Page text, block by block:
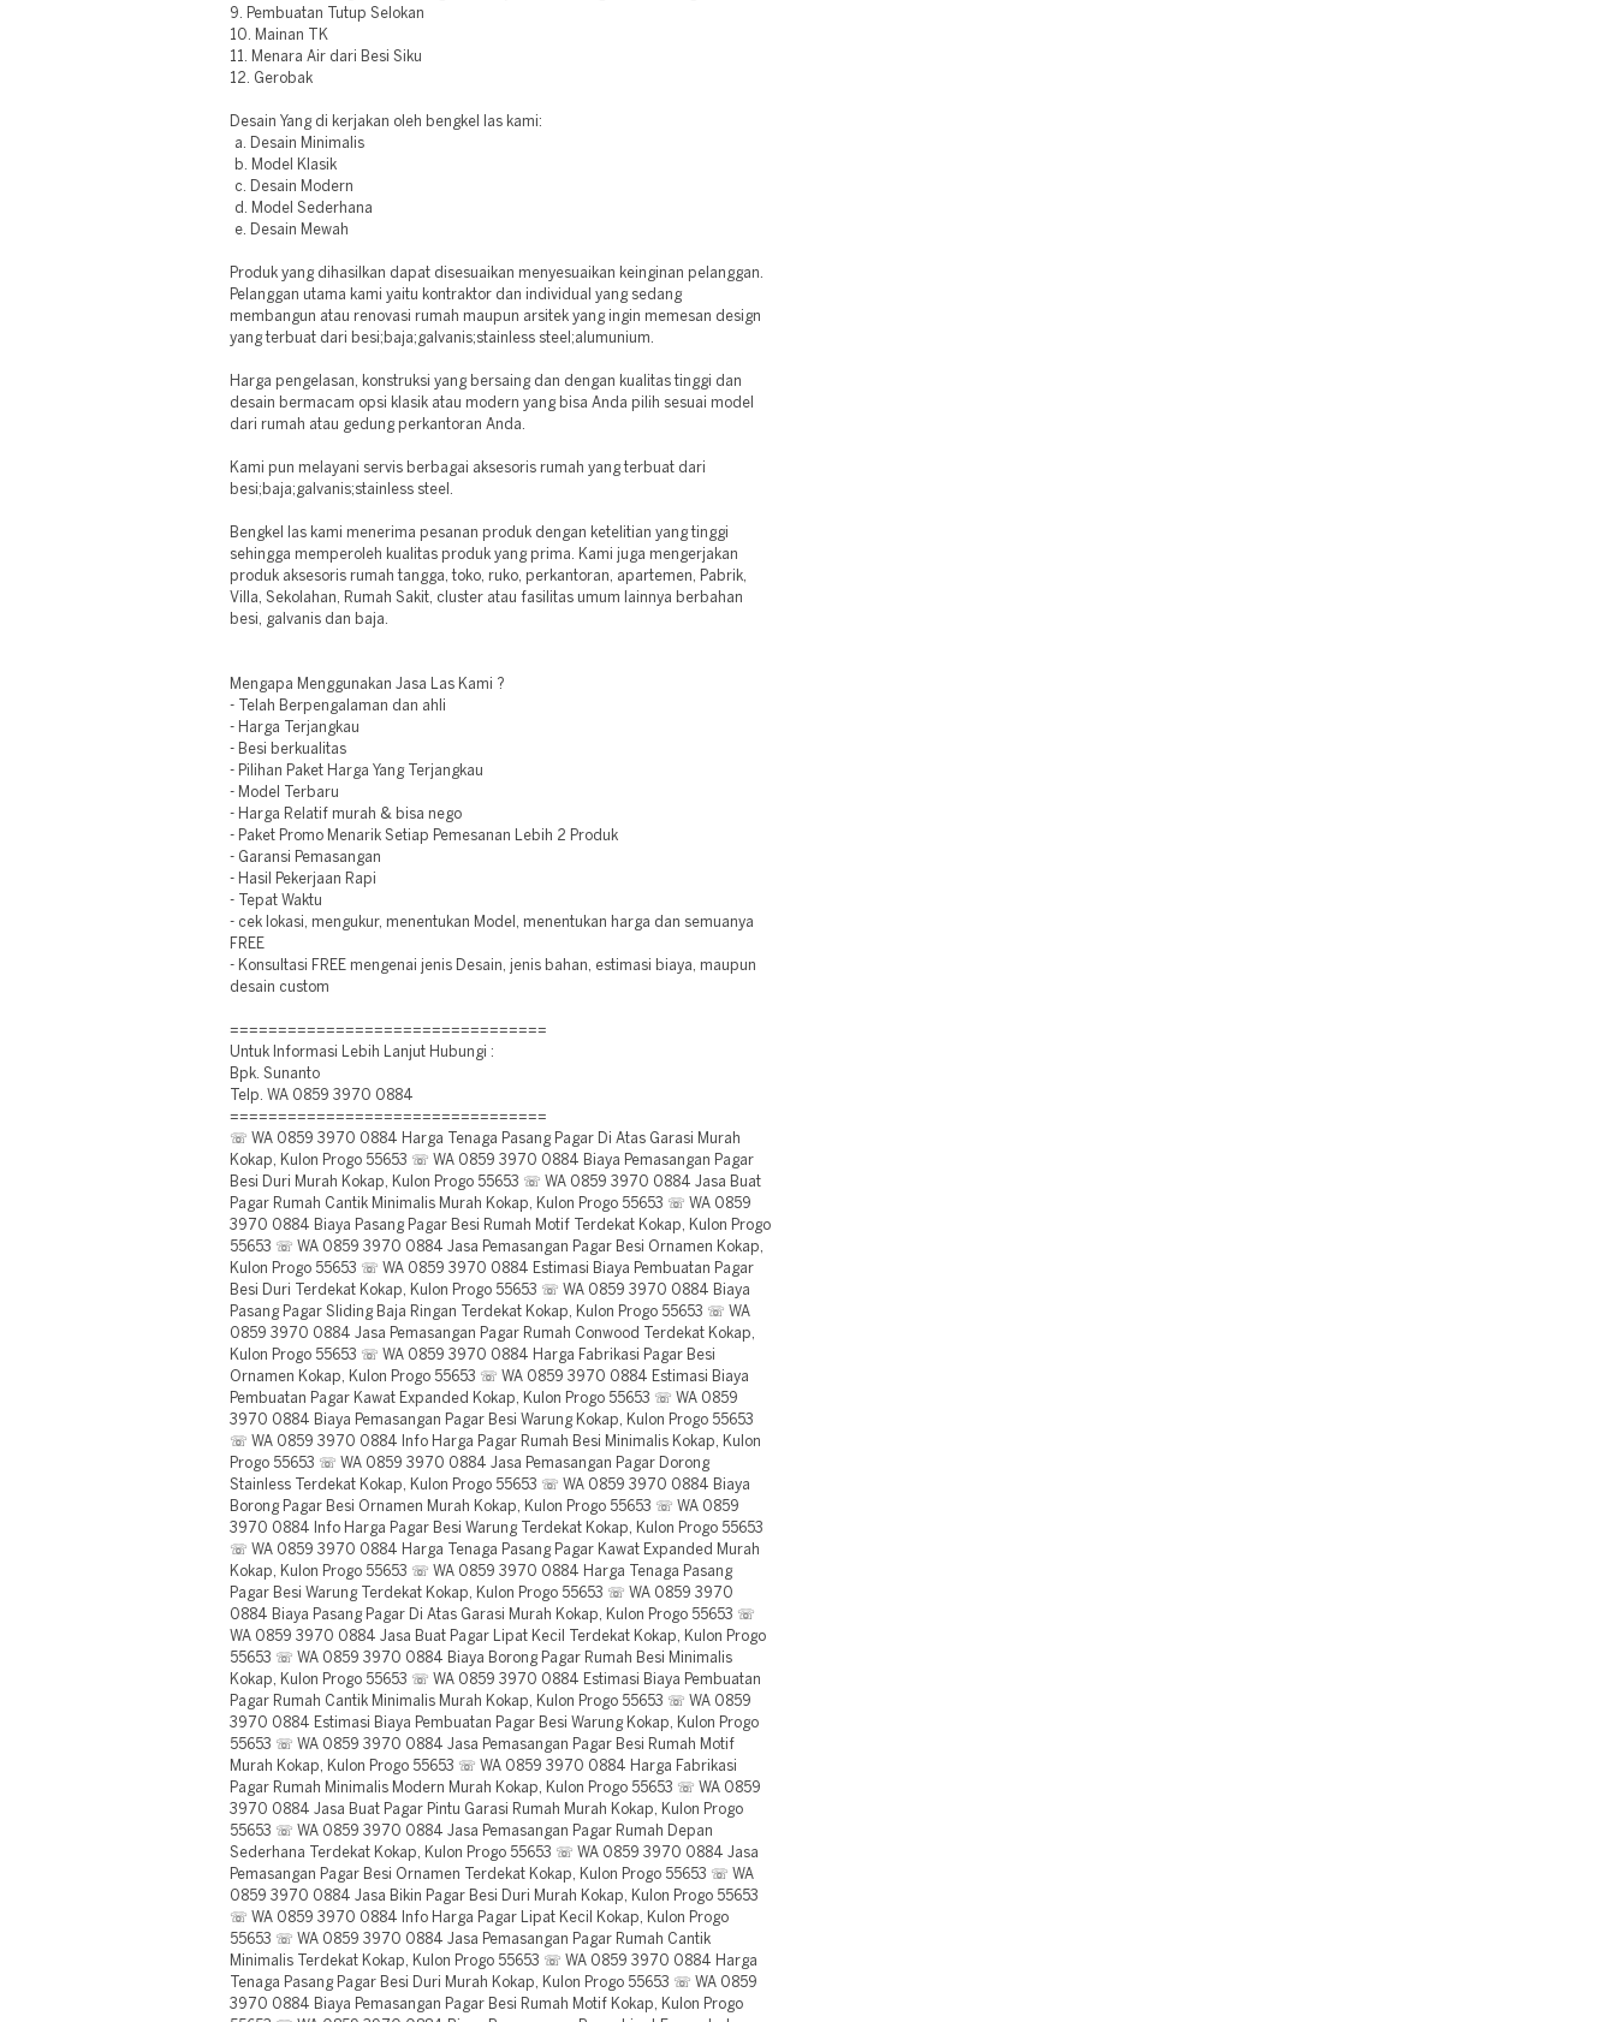
9. Pembuatan Tutup Selokan
10. Mainan TK
11. Menara Air dari Besi Siku
12. Gerobak
Desain Yang di kerjakan oleh bengkel las kami:
a. Desain Minimalis
b. Model Klasik
c. Desain Modern
d. Model Sederhana
e. Desain Mewah
Produk yang dihasilkan dapat disesuaikan menyesuaikan keinginan pelanggan.
Pelanggan utama kami yaitu kontraktor dan individual yang sedang
membangun atau renovasi rumah maupun arsitek yang ingin memesan design
yang terbuat dari besi;baja;galvanis;stainless steel;alumunium.
Harga pengelasan, konstruksi yang bersaing dan dengan kualitas tinggi dan
desain bermacam opsi klasik atau modern yang bisa Anda pilih sesuai model
dari rumah atau gedung perkantoran Anda.
Kami pun melayani servis berbagai aksesoris rumah yang terbuat dari
besi;baja;galvanis;stainless steel.
Bengkel las kami menerima pesanan produk dengan ketelitian yang tinggi
sehingga memperoleh kualitas produk yang prima. Kami juga mengerjakan
produk aksesoris rumah tangga, toko, ruko, perkantoran, apartemen, Pabrik,
Villa, Sekolahan, Rumah Sakit, cluster atau fasilitas umum lainnya berbahan
besi, galvanis dan baja.
Mengapa Menggunakan Jasa Las Kami ?
- Telah Berpengalaman dan ahli
- Harga Terjangkau
- Besi berkualitas
- Pilihan Paket Harga Yang Terjangkau
- Model Terbaru
- Harga Relatif murah & bisa nego
- Paket Promo Menarik Setiap Pemesanan Lebih 2 Produk
- Garansi Pemasangan
- Hasil Pekerjaan Rapi
- Tepat Waktu
- cek lokasi, mengukur, menentukan Model, menentukan harga dan semuanya
FREE
- Konsultasi FREE mengenai jenis Desain, jenis bahan, estimasi biaya, maupun
desain custom
=================================
Untuk Informasi Lebih Lanjut Hubungi :
Bpk. Sunanto
Telp. WA 0859 3970 0884
=================================
☏ WA 0859 3970 0884 Harga Tenaga Pasang Pagar Di Atas Garasi Murah
Kokap, Kulon Progo 55653 ☏ WA 0859 3970 0884 Biaya Pemasangan Pagar
Besi Duri Murah Kokap, Kulon Progo 55653 ☏ WA 0859 3970 0884 Jasa Buat
Pagar Rumah Cantik Minimalis Murah Kokap, Kulon Progo 55653 ☏ WA 0859
3970 0884 Biaya Pasang Pagar Besi Rumah Motif Terdekat Kokap, Kulon Progo
55653 ☏ WA 0859 3970 0884 Jasa Pemasangan Pagar Besi Ornamen Kokap,
Kulon Progo 55653 ☏ WA 0859 3970 0884 Estimasi Biaya Pembuatan Pagar
Besi Duri Terdekat Kokap, Kulon Progo 55653 ☏ WA 0859 3970 0884 Biaya
Pasang Pagar Sliding Baja Ringan Terdekat Kokap, Kulon Progo 55653 ☏ WA
0859 3970 0884 Jasa Pemasangan Pagar Rumah Conwood Terdekat Kokap,
Kulon Progo 55653 ☏ WA 0859 3970 0884 Harga Fabrikasi Pagar Besi
Ornamen Kokap, Kulon Progo 55653 ☏ WA 0859 3970 0884 Estimasi Biaya
Pembuatan Pagar Kawat Expanded Kokap, Kulon Progo 55653 ☏ WA 0859
3970 0884 Biaya Pemasangan Pagar Besi Warung Kokap, Kulon Progo 55653
☏ WA 0859 3970 0884 Info Harga Pagar Rumah Besi Minimalis Kokap, Kulon
Progo 55653 ☏ WA 0859 3970 0884 Jasa Pemasangan Pagar Dorong
Stainless Terdekat Kokap, Kulon Progo 55653 ☏ WA 0859 3970 0884 Biaya
Borong Pagar Besi Ornamen Murah Kokap, Kulon Progo 55653 ☏ WA 0859
3970 0884 Info Harga Pagar Besi Warung Terdekat Kokap, Kulon Progo 55653
☏ WA 0859 3970 0884 Harga Tenaga Pasang Pagar Kawat Expanded Murah
Kokap, Kulon Progo 55653 ☏ WA 0859 3970 0884 Harga Tenaga Pasang
Pagar Besi Warung Terdekat Kokap, Kulon Progo 55653 ☏ WA 0859 3970
0884 Biaya Pasang Pagar Di Atas Garasi Murah Kokap, Kulon Progo 55653 ☏
WA 0859 3970 0884 Jasa Buat Pagar Lipat Kecil Terdekat Kokap, Kulon Progo
55653 ☏ WA 0859 3970 0884 Biaya Borong Pagar Rumah Besi Minimalis
Kokap, Kulon Progo 55653 ☏ WA 0859 3970 0884 Estimasi Biaya Pembuatan
Pagar Rumah Cantik Minimalis Murah Kokap, Kulon Progo 55653 ☏ WA 0859
3970 0884 Estimasi Biaya Pembuatan Pagar Besi Warung Kokap, Kulon Progo
55653 ☏ WA 0859 3970 0884 Jasa Pemasangan Pagar Besi Rumah Motif
Murah Kokap, Kulon Progo 55653 ☏ WA 0859 3970 0884 Harga Fabrikasi
Pagar Rumah Minimalis Modern Murah Kokap, Kulon Progo 55653 ☏ WA 0859
3970 0884 Jasa Buat Pagar Pintu Garasi Rumah Murah Kokap, Kulon Progo
55653 ☏ WA 0859 3970 0884 Jasa Pemasangan Pagar Rumah Depan
Sederhana Terdekat Kokap, Kulon Progo 55653 ☏ WA 0859 3970 0884 Jasa
Pemasangan Pagar Besi Ornamen Terdekat Kokap, Kulon Progo 55653 ☏ WA
0859 3970 0884 Jasa Bikin Pagar Besi Duri Murah Kokap, Kulon Progo 55653
☏ WA 0859 3970 0884 Info Harga Pagar Lipat Kecil Kokap, Kulon Progo
55653 ☏ WA 0859 3970 0884 Jasa Pemasangan Pagar Rumah Cantik
Minimalis Terdekat Kokap, Kulon Progo 55653 ☏ WA 0859 3970 0884 Harga
Tenaga Pasang Pagar Besi Duri Murah Kokap, Kulon Progo 55653 ☏ WA 0859
3970 0884 Biaya Pemasangan Pagar Besi Rumah Motif Kokap, Kulon Progo